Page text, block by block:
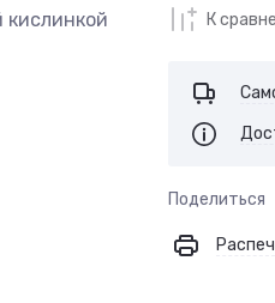
кислинкой К
Поделиться